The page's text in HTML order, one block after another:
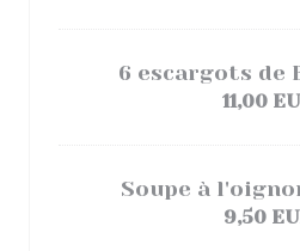
6 escargots de
11,00
Soupe à
9,50